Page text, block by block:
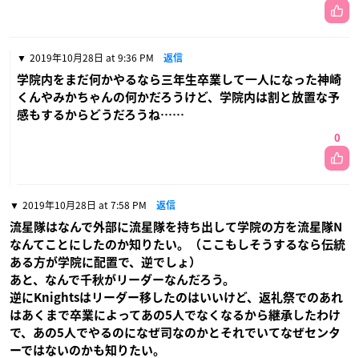
2019年10月28日 at 9:36 PM 返信
学院内をまだ何かやるなら三年生卒業して一人になった神崎
くんやみかちゃんの何かだろうけど、学院内は割と放置な予
感もするからどうだろうね……
0
2019年10月28日 at 7:58 PM 返信
流星隊はなんで外部に流星隊を持ち出して学院の方を流星隊N
なんてことにしたのか知りたい。（ここもしそうするなら伝統
ある方が学院に配置で、逆でしょ）
あと、なんで千秋がリーダーなんだろう。
逆にKnightsはリーダー移したのはいいけど、返礼祭でのあれ
はあくまで卒業によってあの5人でなくなるから継承したわけ
で、あの5人でやるのになぜ司なのかとそれでいてなぜセンタ
ーではないのかも知りたい。